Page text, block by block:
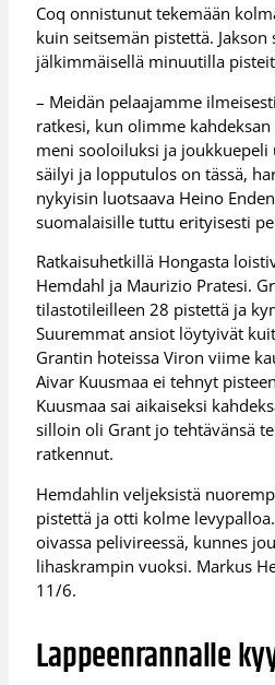
Coq onnistunut tekemään
kuin seitsemän pistettä. Jakson
jälkimmäisellä minuutilla
– Meidän pelaajamme
ratkesi, kun olimme
meni sooloiluksi ja
säilyi ja lopputulos on tässä,
nykyisin luotsaava Heino
suomalaisille tuttu erityisesti
Ratkaisuhetkillä Hongasta
Hemdahl ja Maurizio Pratesi.
tilastotileilleen 28 pistettä ja
Suuremmat ansiot löytyivät
Grantin hoteissa Viron viime
Aivar Kuusmaa ei tehnyt
Kuusmaa sai aikaiseksi
silloin oli Grant jo tehtävänsä
ratkennut.
Hemdahlin veljeksistä
pistettä ja otti kolme
oivassa pelivireessä, kunnes
lihaskrampin vuoksi. Markus
11/6.
Lappeenrannalle